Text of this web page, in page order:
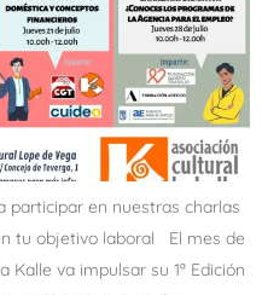
participar en nuestras charlas
tu objetivo laboral El mes de
Kalle va impulsar su 1ª Edición